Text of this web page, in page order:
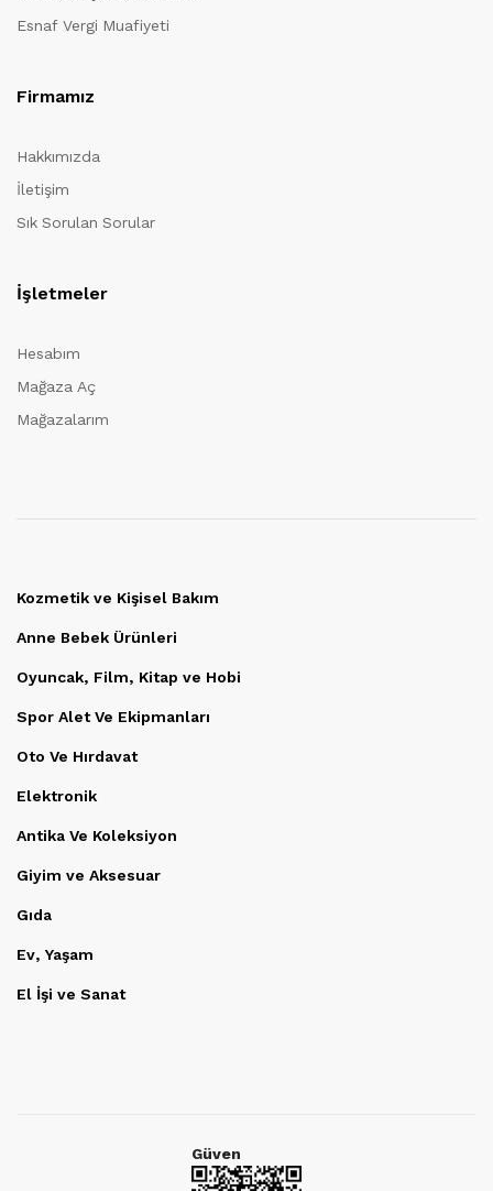
Esnaf Vergi Muafiyeti
Firmamız
Hakkımızda
İletişim
Sık Sorulan Sorular
İşletmeler
Hesabım
Mağaza Aç
Mağazalarım
Kozmetik ve Kişisel Bakım
Anne Bebek Ürünleri
Oyuncak, Film, Kitap ve Hobi
Spor Alet Ve Ekipmanları
Oto Ve Hırdavat
Elektronik
Antika Ve Koleksiyon
Giyim ve Aksesuar
Gıda
Ev, Yaşam
El İşi ve Sanat
Güven